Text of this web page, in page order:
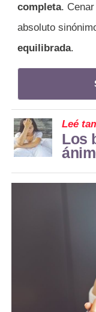
completa.
absoluto
equilibrada.
Leé
Los